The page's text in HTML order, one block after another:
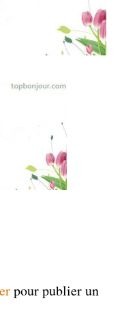
pour publier un